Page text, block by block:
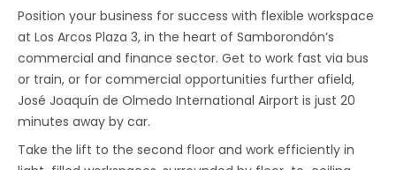
Position your business for success with flexible workspace
at Los Arcos Plaza 3, in the heart of Samborondón’s
commercial and finance sector. Get to work fast via bus
or train, or for commercial opportunities further afield,
José Joaquín de Olmedo International Airport is just 20
minutes away by car.
Take the lift to the second floor and work efficiently in